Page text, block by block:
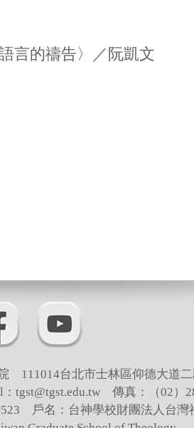
言的禱告〉／阮凱文
111014台北市士林區仰德大道
tgst@tgst.edu.tw 傳真：（02）
戶名：台神學校財團法人台灣